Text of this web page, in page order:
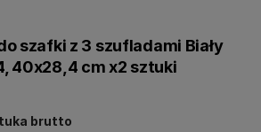
szafki z 3 szufladami Biały
40x28,4 cm x2 sztuki
brutto